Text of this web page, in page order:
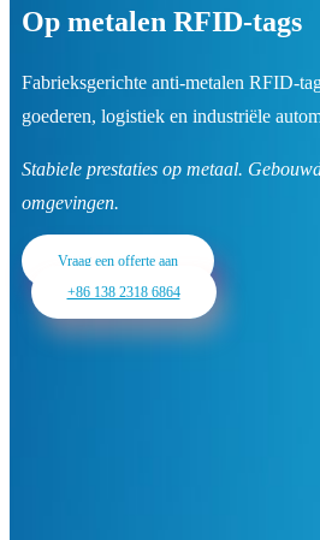
Op metalen RFID-tags
Fabrieksgerichte anti-metalen RFID-
goederen, logistiek en industriële
Stabiele prestaties op metaal.
omgevingen.
Vraag een offerte aan
+86 138 2318 6864